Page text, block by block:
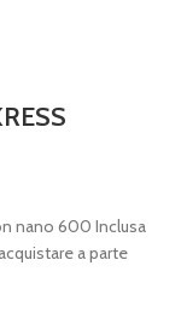
nano 600 Inclusa
a parte